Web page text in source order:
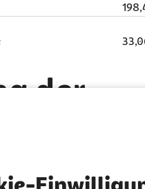
der
zu
(BVV) das